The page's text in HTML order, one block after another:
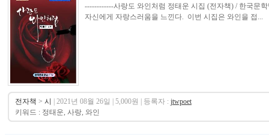
------------사랑도 와인처럼 정태운 시집 (전자책) / 한국문
자신에게 자랑스러움을 느낀다. 이번 시집은 와인을 접...
전자책 > 시 | 2021년 08월 26일 | 5,000원 | 등록자 : jtwpoet
키워드 : 정태운, 사랑, 와인